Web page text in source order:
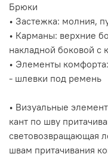
Брюки
• Застежка: молния,
• Карманы: верхние
накладной боковой с
• Элементы комфорта:
- шлевки под ремень
• Визуальные
кант по шву
световозвращающая
швам притачивания